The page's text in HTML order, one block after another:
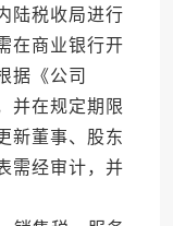
陆税收局进行
在商业银行开
据《公司
并在规定期限
新董事、股东
需经审计，并